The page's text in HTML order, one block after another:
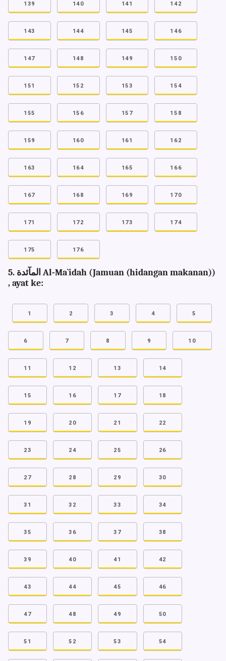
139 140 141 142
143 144 145 146
147 148 149 150
151 152 153 154
155 156 157 158
159 160 161 162
163 164 165 166
167 168 169 170
171 172 173 174
175 176
5. المآئدة Al-Ma`idah (Jamuan (hidangan makanan))
, ayat ke:
1 2 3 4 5
6 7 8 9 10
11 12 13 14
15 16 17 18
19 20 21 22
23 24 25 26
27 28 29 30
31 32 33 34
35 36 37 38
39 40 41 42
43 44 45 46
47 48 49 50
51 52 53 54